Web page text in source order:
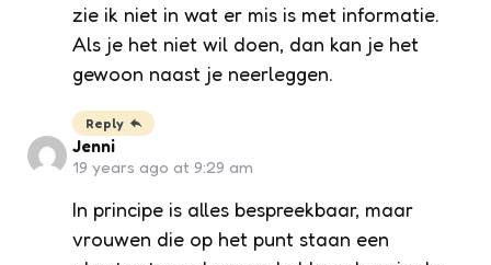
zie ik niet in wat er mis is met informatie.
Als je het niet wil doen, dan kan je het
gewoon naast je neerleggen.
Reply
Jenni
19 years ago at 9:29 am
In principe is alles bespreekbaar, maar
vrouwen die op het punt staan een